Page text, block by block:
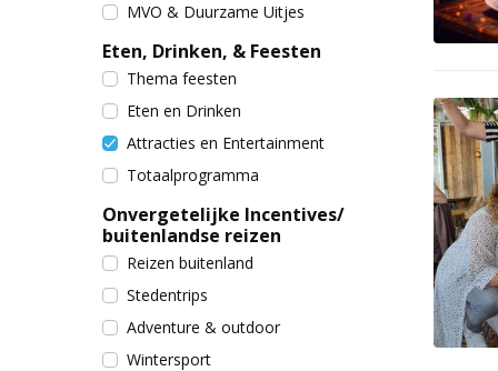
MVO & Duurzame Uitjes
Eten, Drinken, & Feesten
Thema feesten
Eten en Drinken
Attracties en Entertainment
Totaalprogramma
Onvergetelijke Incentives/
buitenlandse reizen
Reizen buitenland
Stedentrips
Adventure & outdoor
Wintersport